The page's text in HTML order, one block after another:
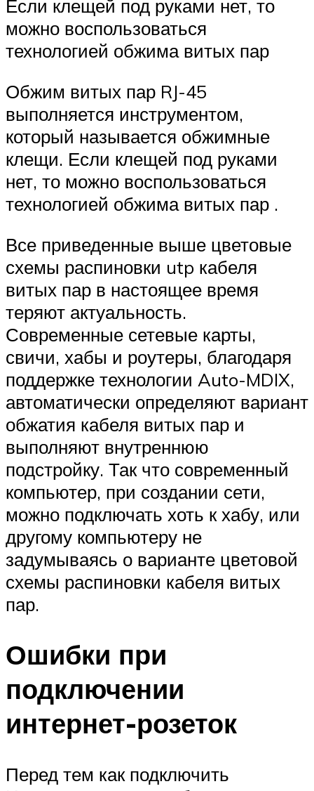
Если клещей под руками нет, то
можно воспользоваться
технологией обжима витых пар
Обжим витых пар RJ-45
выполняется инструментом,
который называется обжимные
клещи. Если клещей под руками
нет, то можно воспользоваться
технологией обжима витых пар .
Все приведенные выше цветовые
схемы распиновки utp кабеля
витых пар в настоящее время
теряют актуальность.
Современные сетевые карты,
свичи, хабы и роутеры, благодаря
поддержке технологии Auto-MDIX,
автоматически определяют вариант
обжатия кабеля витых пар и
выполняют внутреннюю
подстройку. Так что современный
компьютер, при создании сети,
можно подключать хоть к хабу, или
другому компьютеру не
задумываясь о варианте цветовой
схемы распиновки кабеля витых
пар.
Ошибки при
подключении
интернет-розеток
Перед тем как подключить